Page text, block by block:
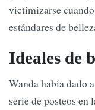
victimizarse
estándares de
Ideales de
Wanda había dado
serie de posteos en